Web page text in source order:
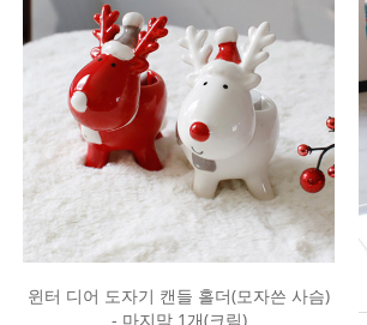
윈터 디어 도자기 캔들 홀더(모자쓴 사슴)
- 마지막 1개(크림)